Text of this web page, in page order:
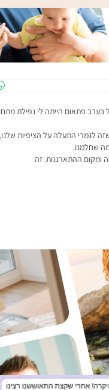
בערב שלפני החתונה שלי.
של החברים והמשפחה
מקסימות ומהממות ובערב אפילו
טעימות
ולמשפחה- אנה ורותם דאגו לנו